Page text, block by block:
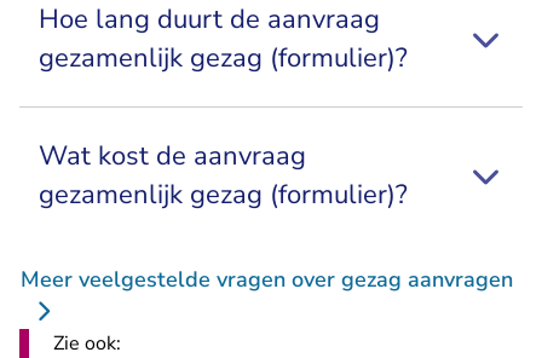
Hoe lang duurt de aanvraag
gezamenlijk gezag (formulier)?
Wat kost de aanvraag
gezamenlijk gezag (formulier)?
Meer veelgestelde vragen over gezag aanvragen
Zie ook: